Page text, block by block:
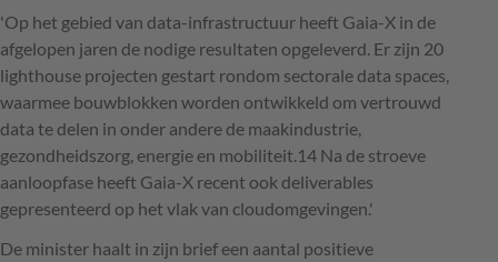
'Op het gebied van data-infrastructuur heeft Gaia-X in de
afgelopen jaren de nodige resultaten opgeleverd. Er zijn 20
lighthouse projecten gestart rondom sectorale data spaces,
waarmee bouwblokken worden ontwikkeld om vertrouwd
data te delen in onder andere de maakindustrie,
gezondheidszorg, energie en mobiliteit.14 Na de stroeve
aanloopfase heeft Gaia-X recent ook deliverables
gepresenteerd op het vlak van cloudomgevingen.'
De minister haalt in zijn brief een aantal positieve